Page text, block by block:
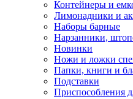
Контейнеры и
Лимонадники и
Наборы барные
Нарзанники,
Новинки
Ножи и ложки
Папки, книги и
Подставки
Приспособления